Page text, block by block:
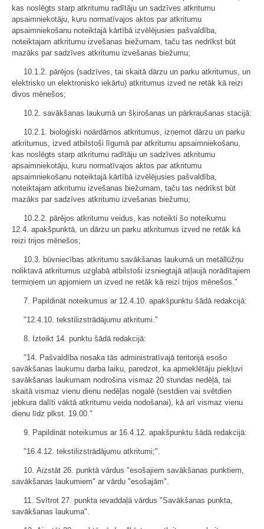
kas noslēgts starp atkritumu radītāju un sadzīves atkritumu
apsaimniekotāju, kuru normatīvajos aktos par atkritumu
apsaimniekošanu noteiktajā kārtībā izvēlējusies pašvaldība,
noteiktajam atkritumu izvešanas biežumam, taču tas nedrīkst būt
mazāks par sadzīves atkritumu izvešanas biežumu;
10.1.2. pārējos (sadzīves, tai skaitā dārzu un parku atkritumus, un
elektrisko un elektronisko iekārtu) atkritumus izved ne retāk kā reizi
divos mēnešos;
10.2. savākšanas laukumā un šķirošanas un pārkraušanas stacijā:
10.2.1. bioloģiski noārdāmos atkritumus, izņemot dārzu un parku
atkritumus, izved atbilstoši līgumā par atkritumu apsaimniekošanu,
kas noslēgts starp atkritumu radītāju un sadzīves atkritumu
apsaimniekotāju, kuru normatīvajos aktos par atkritumu
apsaimniekošanu noteiktajā kārtībā izvēlējusies pašvaldība,
noteiktajam atkritumu izvešanas biežumam, taču tas nedrīkst būt
mazāks par sadzīves atkritumu izvešanas biežumu;
10.2.2. pārējos atkritumu veidus, kas noteikti šo noteikumu
12.4. apakšpunktā, un dārzu un parku atkritumus izved ne retāk kā
reizi trijos mēnešos;
10.3. būvniecības atkritumu savākšanas laukumā un metāllūžņu
noliktavā atkritumus uzglabā atbilstoši izsniegtajā atļaujā norādītajiem
termiņiem un apjomiem un izved ne retāk kā reizi trijos mēnešos."
7. Papildināt noteikumus ar 12.4.10. apakšpunktu šādā redakcijā:
"12.4.10. tekstilizstrādājumu atkritumi."
8. Izteikt 14. punktu šādā redakcijā:
"14. Pašvaldība nosaka tās administratīvajā teritorijā esošo
savākšanas laukumu darba laiku, paredzot, ka apmeklētāju piekļuvi
savākšanas laukumam nodrošina vismaz 20 stundas nedēļā, tai
skaitā vismaz vienu dienu nedēļas nogalē (sestdien vai svētdien
jebkura dalīti vāktā atkritumu veida nodošanai), kā arī vismaz vienu
dienu līdz plkst. 19.00."
9. Papildināt noteikumus ar 16.4.12. apakšpunktu šādā redakcijā:
"16.4.12. tekstilizstrādājumu atkritumi;".
10. Aizstāt 26. punktā vārdus "esošajiem savākšanas punktiem,
savākšanas laukumiem" ar vārdu "esošajām".
11. Svītrot 27. punkta ievaddaļā vārdus "Savākšanas punkta,
savākšanas laukuma".